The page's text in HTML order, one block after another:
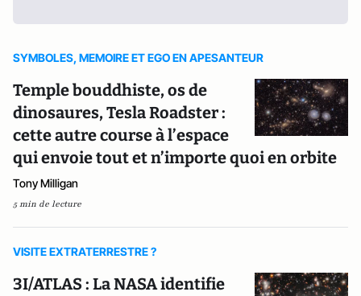
SYMBOLES, MEMOIRE ET EGO EN APESANTEUR
Temple bouddhiste, os de
dinosaures, Tesla Roadster :
cette autre course à l’espace
qui envoie tout et n’importe quoi en orbite
Tony Milligan
5 min de lecture
VISITE EXTRATERRESTRE ?
3I/ATLAS : La NASA identifie